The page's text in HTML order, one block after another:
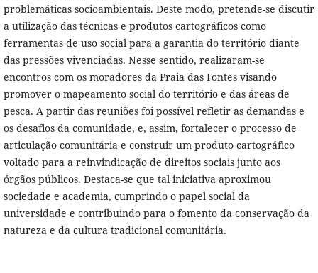
problemáticas socioambientais. Deste modo, pretende-se discutir
a utilização das técnicas e produtos cartográficos como
ferramentas de uso social para a garantia do território diante
das pressões vivenciadas. Nesse sentido, realizaram-se
encontros com os moradores da Praia das Fontes visando
promover o mapeamento social do território e das áreas de
pesca. A partir das reuniões foi possível refletir as demandas e
os desafios da comunidade, e, assim, fortalecer o processo de
articulação comunitária e construir um produto cartográfico
voltado para a reinvindicação de direitos sociais junto aos
órgãos públicos. Destaca-se que tal iniciativa aproximou
sociedade e academia, cumprindo o papel social da
universidade e contribuindo para o fomento da conservação da
natureza e da cultura tradicional comunitária.